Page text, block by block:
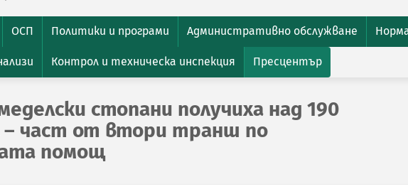
ОСП Политики и програми Административно обслужване
Контрол и техническа инспекция Пресцентър
стопани получиха над 190
– част от втори транш по
помощ